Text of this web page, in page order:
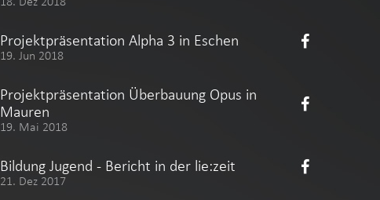
Projektpräsentation Alpha 3 in Eschen
19. Jun 2018
Projektpräsentation Überbauung Opus in
Mauren
19. Mai 2018
Bildung Jugend - Bericht in der lie:zeit
21. Dez 2017